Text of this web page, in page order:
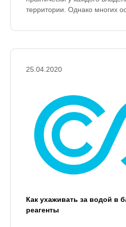
территории. Однако многих
25.04.2020
Как ухаживать за водой в
реагенты